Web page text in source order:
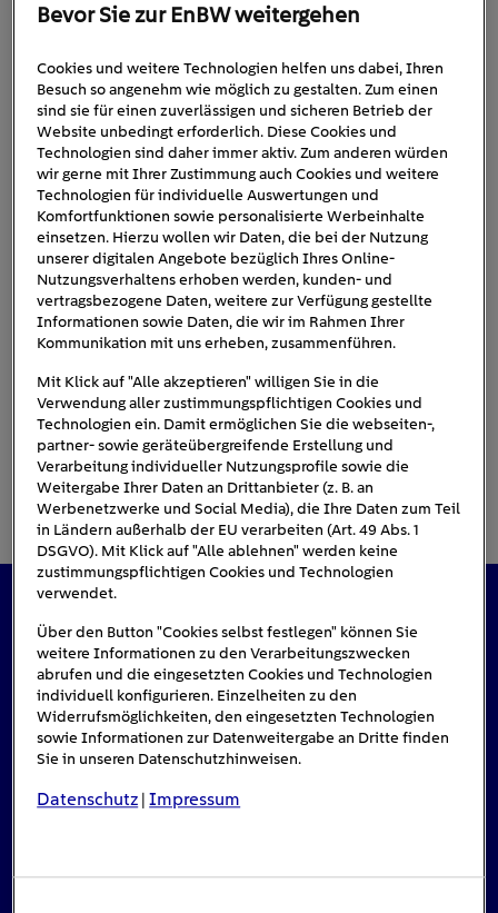
1. August 2022 1min
Polestar_Stadt
Das könnte Sie auch interessieren
Bevor Sie zur EnBW weitergehen
Cookies und weitere Technologien helfen uns dabei, Ihren
Besuch so angenehm wie möglich zu gestalten. Zum einen
sind sie für einen zuverlässigen und sicheren Betrieb der
Website unbedingt erforderlich. Diese Cookies und
Technologien sind daher immer aktiv. Zum anderen würden
wir gerne mit Ihrer Zustimmung auch Cookies und weitere
Technologien für individuelle Auswertungen und
Komfortfunktionen sowie personalisierte Werbeinhalte
einsetzen. Hierzu wollen wir Daten, die bei der Nutzung
unserer digitalen Angebote bezüglich Ihres Online-
Nutzungsverhaltens erhoben werden, kunden- und
vertragsbezogene Daten, weitere zur Verfügung gestellte
Informationen sowie Daten, die wir im Rahmen Ihrer
Kommunikation mit uns erheben, zusammenführen.
Mit Klick auf "Alle akzeptieren" willigen Sie in die
Verwendung aller zustimmungspflichtigen Cookies und
Technologien ein. Damit ermöglichen Sie die webseiten-,
partner- sowie geräteübergreifende Erstellung und
Verarbeitung individueller Nutzungsprofile sowie die
Weitergabe Ihrer Daten an Drittanbieter (z. B. an
Werbenetzwerke und Social Media), die Ihre Daten zum Teil
in Ländern außerhalb der EU verarbeiten (Art. 49 Abs. 1
DSGVO). Mit Klick auf "Alle ablehnen" werden keine
zustimmungspflichtigen Cookies und Technologien
verwendet.
Über den Button "Cookies selbst festlegen" können Sie
weitere Informationen zu den Verarbeitungszwecken
abrufen und die eingesetzten Cookies und Technologien
individuell konfigurieren. Einzelheiten zu den
Widerrufsmöglichkeiten, den eingesetzten Technologien
sowie Informationen zur Datenweitergabe an Dritte finden
Sie in unseren Datenschutzhinweisen.
Datenschutz |Impressum